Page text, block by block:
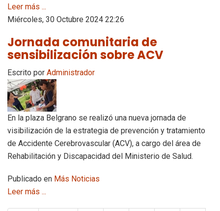
Leer más ...
Miércoles, 30 Octubre 2024 22:26
Jornada comunitaria de
sensibilización sobre ACV
Escrito por Administrador
En la plaza Belgrano se realizó una nueva jornada de
visibilización de la estrategia de prevención y tratamiento
de Accidente Cerebrovascular (ACV), a cargo del área de
Rehabilitación y Discapacidad del Ministerio de Salud.
Publicado en Más Noticias
Leer más ...